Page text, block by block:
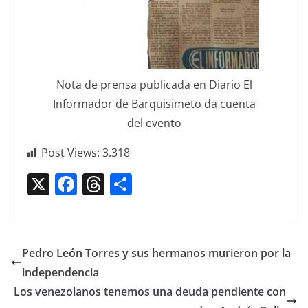
Nota de pren­sa pub­li­ca­da en Diario El
Infor­mador de Bar­quisime­to da cuen­ta
del evento
Post Views: 3.318
X F
e
b
o
T
a
s
p
tir
Pedro León Torres y sus hermanos murieron por la
independencia
Los venezolanos tenemos una deuda pendiente con